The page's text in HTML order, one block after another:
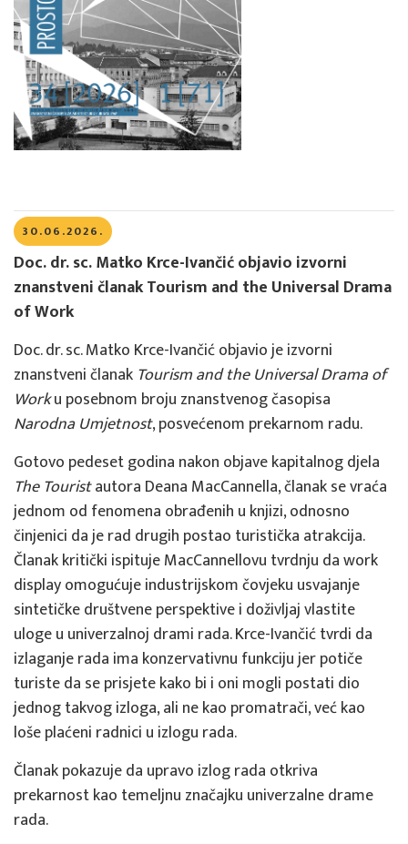
30.06.2026.
Doc. dr. sc. Matko Krce-Ivančić objavio izvorni
znanstveni članak Tourism and the Universal Drama
of Work
Doc. dr. sc. Matko Krce-Ivančić objavio je izvorni
znanstveni članak Tourism and the Universal Drama of
Worku posebnom broju znanstvenog časopisa
Narodna Umjetnost, posvećenom prekarnom radu.
Gotovo pedeset godina nakon objave kapitalnog djela
The Touristautora Deana MacCannella, članak se vraća
jednom od fenomena obrađenih u knjizi, odnosno
činjenici da je rad drugih postao turistička atrakcija.
Članak kritički ispituje MacCannellovu tvrdnju da work
display omogućuje industrijskom čovjeku usvajanje
sintetičke društvene perspektive i doživljaj vlastite
uloge u univerzalnoj drami rada. Krce-Ivančić tvrdi da
izlaganje rada ima konzervativnu funkciju jer potiče
turiste da se prisjete kako bi i oni mogli postati dio
jednog takvog izloga, ali ne kao promatrači, već kao
loše plaćeni radnici u izlogu rada.
Članak pokazuje da upravo izlog rada otkriva
prekarnost kao temeljnu značajku univerzalne drame
rada.